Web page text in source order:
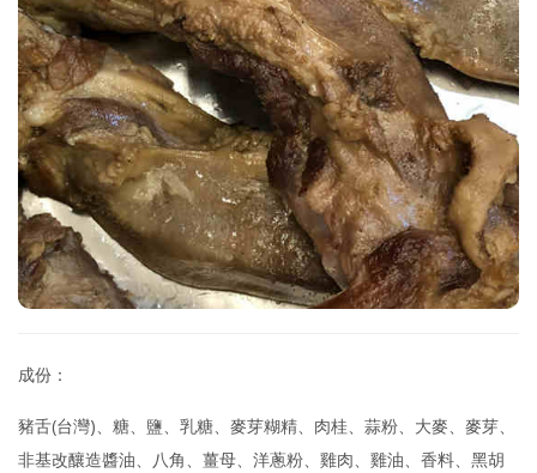
成份：
豬舌(台灣)、糖、鹽、乳糖、麥芽糊精、肉桂、蒜粉、大麥、麥芽、
非基改釀造醬油、八角、薑母、洋蔥粉、雞肉、雞油、香料、黑胡